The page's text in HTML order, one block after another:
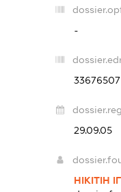
-
33676507
29.09.05
НІКІТІН